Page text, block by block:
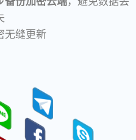
无缝更新